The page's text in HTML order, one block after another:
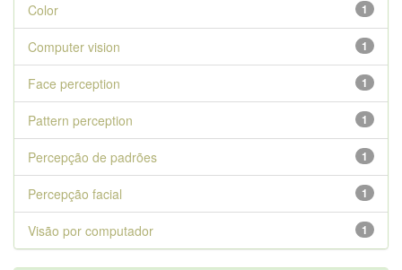
1
Color
1
Computer vision
1
Face perception
1
Pattern perception
1
Percepção de padrões
1
Percepção facial
1
Visão por computador